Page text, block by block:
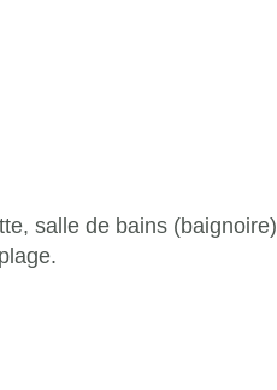
salle de bains (baignoire)